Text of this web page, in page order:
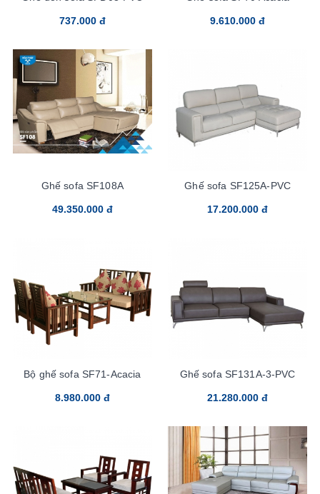
737.000 đ 9.610.000 đ
Ghế sofa SF108A
49.350.000 đ
Ghế sofa SF125A-PVC
17.200.000 đ
Bộ ghế sofa SF71-Acacia
8.980.000 đ
Ghế sofa SF131A-3-PVC
21.280.000 đ